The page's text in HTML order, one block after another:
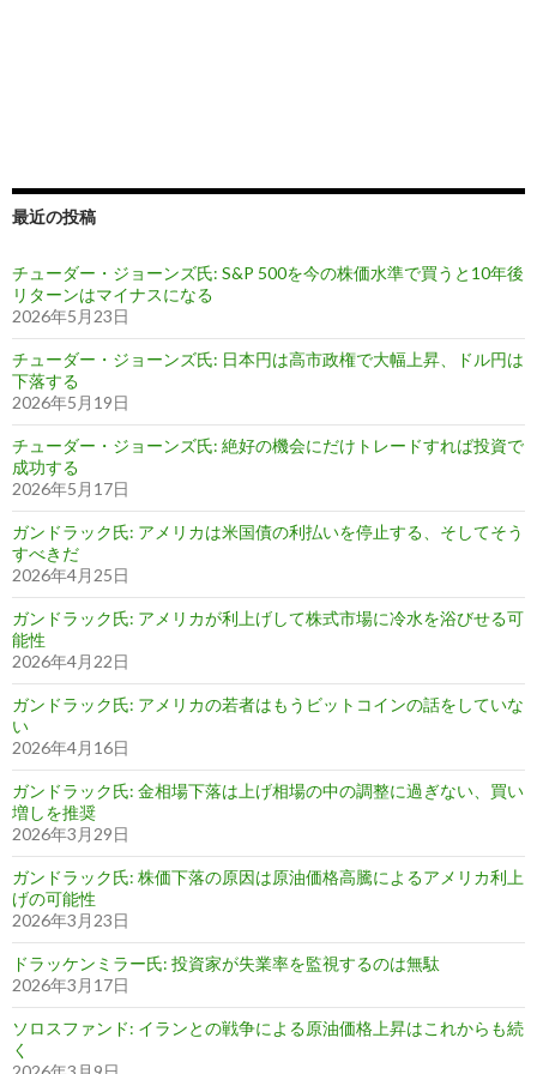
最近の投稿
チューダー・ジョーンズ氏: S&P 500を今の株価水準で買うと10年後
リターンはマイナスになる
2026年5月23日
チューダー・ジョーンズ氏: 日本円は高市政権で大幅上昇、ドル円は
下落する
2026年5月19日
チューダー・ジョーンズ氏: 絶好の機会にだけトレードすれば投資で
成功する
2026年5月17日
ガンドラック氏: アメリカは米国債の利払いを停止する、そしてそう
すべきだ
2026年4月25日
ガンドラック氏: アメリカが利上げして株式市場に冷水を浴びせる可
能性
2026年4月22日
ガンドラック氏: アメリカの若者はもうビットコインの話をしていな
い
2026年4月16日
ガンドラック氏: 金相場下落は上げ相場の中の調整に過ぎない、買い
増しを推奨
2026年3月29日
ガンドラック氏: 株価下落の原因は原油価格高騰によるアメリカ利上
げの可能性
2026年3月23日
ドラッケンミラー氏: 投資家が失業率を監視するのは無駄
2026年3月17日
ソロスファンド: イランとの戦争による原油価格上昇はこれからも続
く